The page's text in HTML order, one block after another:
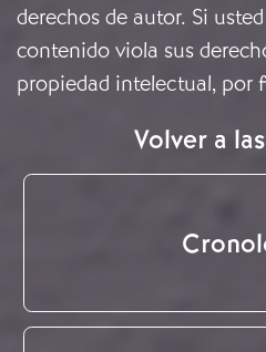
derechos de autor. Si
contenido viola sus
propiedad intelectual, por
Volver a